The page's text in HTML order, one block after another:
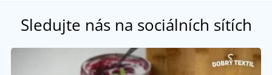
Sledujte nás na sociálních sítích